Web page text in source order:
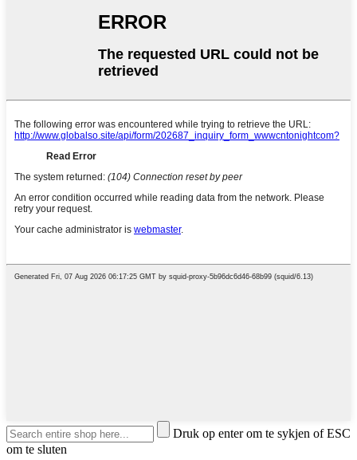
Druk op enter om te sykjen of ESC
om te sluten